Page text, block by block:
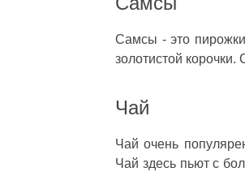
Самсы - это
золотистой
Чай
Чай очень
Чай здесь пьют с